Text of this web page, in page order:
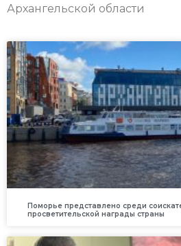
Архангельской области
Поморье представлено среди
просветительской награды страны